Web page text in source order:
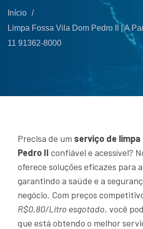
Início /
Limpa Fossa Vila Dom Pedro II | A
11 91362-8000
Precisa de um serviço de
Pedro II confiável e acessível?
oferece soluções eficazes para
garantindo a saúde e a
negócio. Com preços
R$0,80/Litro esgotado, você
que está obtendo o melhor